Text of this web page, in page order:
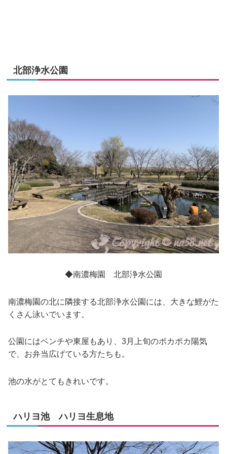
北部浄水公園
◆南濃梅園 北部浄水公園
南濃梅園の北に隣接する北部浄水公園には、大きな鯉がた
くさん泳いでいます。
公園にはベンチや東屋もあり、3月上旬のポカポカ陽気
で、お弁当広げている方たちも。
池の水がとてもきれいです。
ハリヨ池 ハリヨ生息地